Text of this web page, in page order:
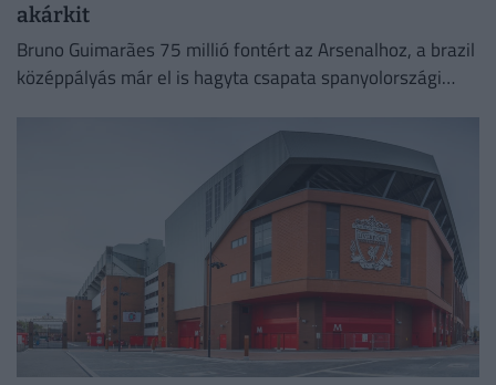
akárkit
Bruno Guimarães 75 millió fontért az Arsenalhoz, a brazil
középpályás már el is hagyta csapata spanyolországi